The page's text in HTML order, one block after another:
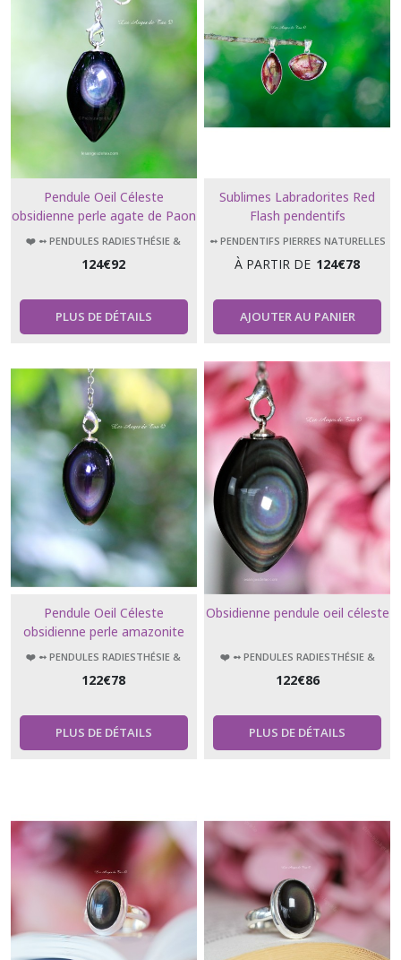
Pendule Oeil Céleste
obsidienne perle agate de Paon
❤️ ➻ PENDULES RADIESTHÉSIE &
124€92
PLUS DE DÉTAILS
Sublimes Labradorites Red
Flash pendentifs
➻ PENDENTIFS PIERRES NATURELLES
À PARTIR DE 124€78
AJOUTER AU PANIER
Pendule Oeil Céleste
obsidienne perle amazonite
❤️ ➻ PENDULES RADIESTHÉSIE &
122€78
PLUS DE DÉTAILS
Obsidienne pendule oeil céleste
❤️ ➻ PENDULES RADIESTHÉSIE &
122€86
PLUS DE DÉTAILS